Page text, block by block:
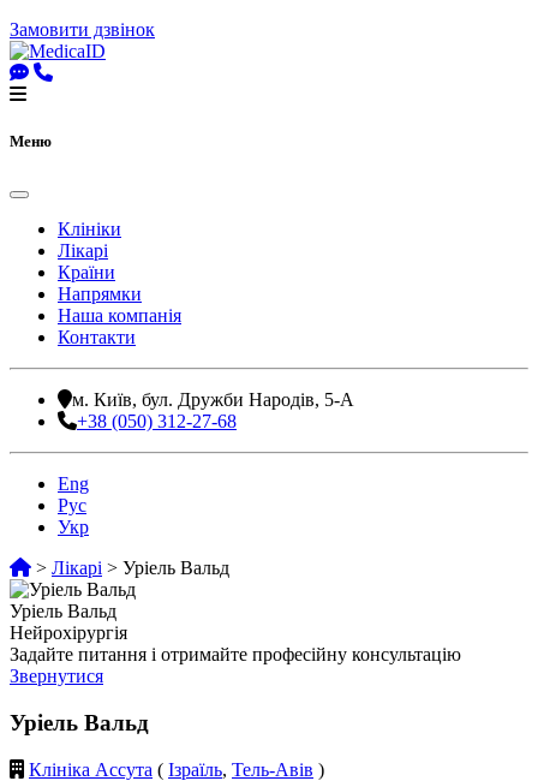
Замовити дзвінок
Меню
Клініки
Лікарі
Країни
Напрямки
Наша компанія
Контакти
м. Київ, бул. Дружби Народів, 5-А
+38 (050) 312-27-68
Eng
Рус
Укр
> Лікарі > Уріель Вальд
Уріель Вальд
Нейрохірургія
Задайте питання і отримайте професійну консультацію
Звернутися
Уріель Вальд
Клініка Ассута ( Ізраїль, Тель-Авів )